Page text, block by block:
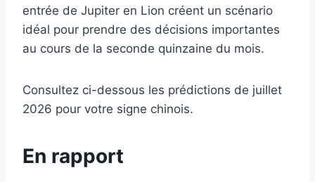
entrée de Jupiter en Lion créent un scénario
idéal pour prendre des décisions importantes
au cours de la seconde quinzaine du mois.
Consultez ci-dessous les prédictions de juillet
2026 pour votre signe chinois.
En rapport